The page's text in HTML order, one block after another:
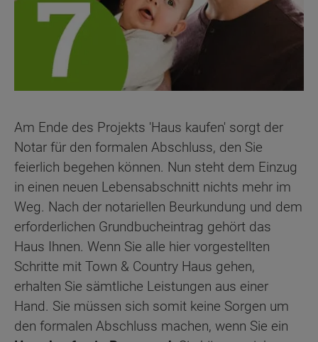
Am Ende des Projekts 'Haus kaufen' sorgt der
Notar für den formalen Abschluss, den Sie
feierlich begehen können. Nun steht dem Einzug
in einen neuen Lebensabschnitt nichts mehr im
Weg. Nach der notariellen Beurkundung und dem
erforderlichen Grundbucheintrag gehört das
Haus Ihnen. Wenn Sie alle hier vorgestellten
Schritte mit Town & Country Haus gehen,
erhalten Sie sämtliche Leistungen aus einer
Hand. Sie müssen sich somit keine Sorgen um
den formalen Abschluss machen, wenn Sie ein